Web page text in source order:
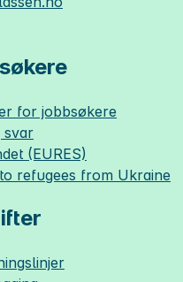
for jobbsøkere
svar
(EURES)
refugees from Ukraine